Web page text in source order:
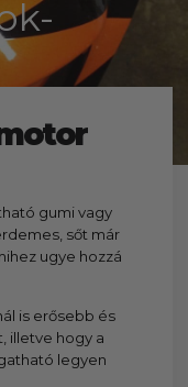
gumi vagy
sőt már
ugye hozzá
is erősebb és
illetve hogy a
legyen